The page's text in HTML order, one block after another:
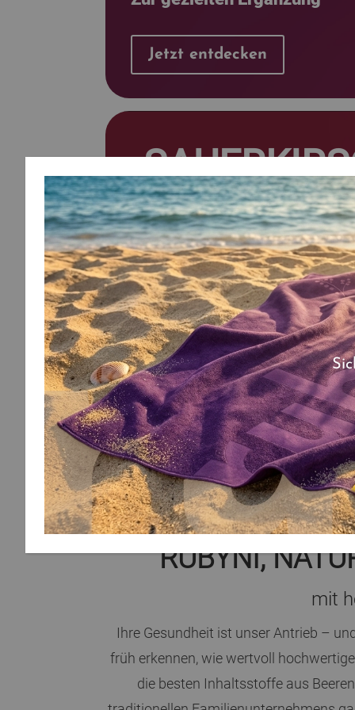
Jetzt entdecken
Von Ausdauersportlern
rubyni®Sauerkirsche
Aus 100% unseres
Vollspektrum-Extrakts.
Mehr erfahren
RUBYNI,
mit
Ihre Gesundheit ist unser Antrieb –
früh erkennen, wie wertvoll
die besten Inhaltsstoffe aus